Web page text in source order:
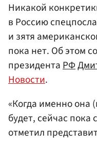
Никакой
в Россию
и зятя
пока нет. Об этом
президентаРФ
Новости.
«Когда именно она
будет, сейчас
отметил